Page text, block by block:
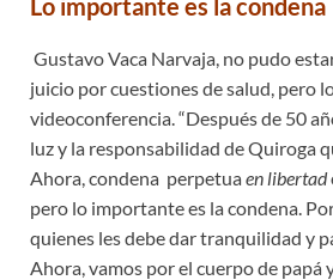
Lo importante es la condena
Gustavo Vaca Narvaja, no pudo
juicio por cuestiones de salud, pero
videoconferencia. “Después de 50
luz y la responsabilidad de Quiroga
Ahora, condena perpetuaen libertad
pero lo importante es la condena.
quienes les debe dar tranquilidad y
Ahora, vamos por el cuerpo de papá